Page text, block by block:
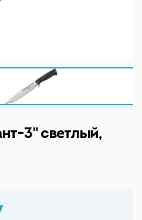
3" светлый,